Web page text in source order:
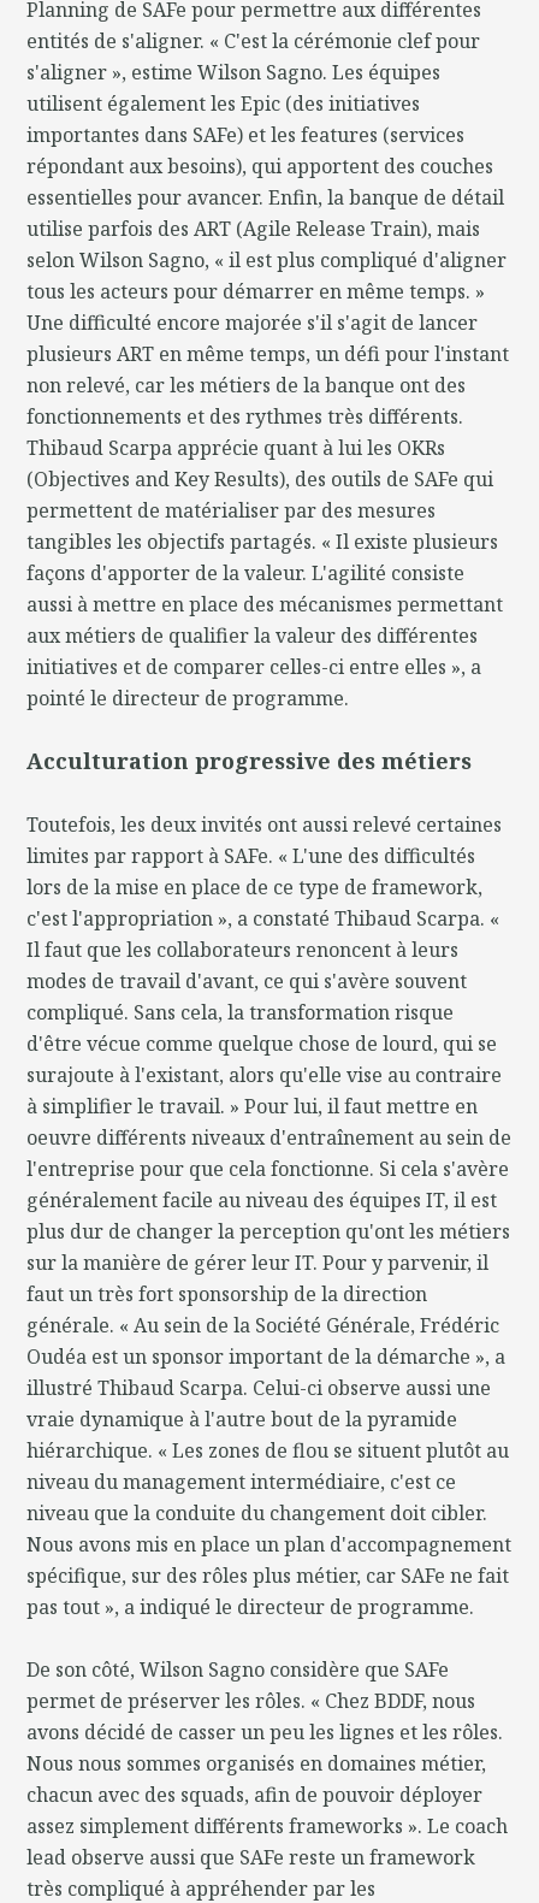
Planning de SAFe pour permettre aux différentes
entités de s'aligner. « C'est la cérémonie clef pour
s'aligner », estime Wilson Sagno. Les équipes
utilisent également les Epic (des initiatives
importantes dans SAFe) et les features (services
répondant aux besoins), qui apportent des couches
essentielles pour avancer. Enfin, la banque de détail
utilise parfois des ART (Agile Release Train), mais
selon Wilson Sagno, « il est plus compliqué d'aligner
tous les acteurs pour démarrer en même temps. »
Une difficulté encore majorée s'il s'agit de lancer
plusieurs ART en même temps, un défi pour l'instant
non relevé, car les métiers de la banque ont des
fonctionnements et des rythmes très différents.
Thibaud Scarpa apprécie quant à lui les OKRs
(Objectives and Key Results), des outils de SAFe qui
permettent de matérialiser par des mesures
tangibles les objectifs partagés. « Il existe plusieurs
façons d'apporter de la valeur. L'agilité consiste
aussi à mettre en place des mécanismes permettant
aux métiers de qualifier la valeur des différentes
initiatives et de comparer celles-ci entre elles », a
pointé le directeur de programme.
Acculturation progressive des métiers
Toutefois, les deux invités ont aussi relevé certaines
limites par rapport à SAFe. « L'une des difficultés
lors de la mise en place de ce type de framework,
c'est l'appropriation », a constaté Thibaud Scarpa. «
Il faut que les collaborateurs renoncent à leurs
modes de travail d'avant, ce qui s'avère souvent
compliqué. Sans cela, la transformation risque
d'être vécue comme quelque chose de lourd, qui se
surajoute à l'existant, alors qu'elle vise au contraire
à simplifier le travail. » Pour lui, il faut mettre en
oeuvre différents niveaux d'entraînement au sein de
l'entreprise pour que cela fonctionne. Si cela s'avère
généralement facile au niveau des équipes IT, il est
plus dur de changer la perception qu'ont les métiers
sur la manière de gérer leur IT. Pour y parvenir, il
faut un très fort sponsorship de la direction
générale. « Au sein de la Société Générale, Frédéric
Oudéa est un sponsor important de la démarche », a
illustré Thibaud Scarpa. Celui-ci observe aussi une
vraie dynamique à l'autre bout de la pyramide
hiérarchique. « Les zones de flou se situent plutôt au
niveau du management intermédiaire, c'est ce
niveau que la conduite du changement doit cibler.
Nous avons mis en place un plan d'accompagnement
spécifique, sur des rôles plus métier, car SAFe ne fait
pas tout », a indiqué le directeur de programme.
De son côté, Wilson Sagno considère que SAFe
permet de préserver les rôles. « Chez BDDF, nous
avons décidé de casser un peu les lignes et les rôles.
Nous nous sommes organisés en domaines métier,
chacun avec des squads, afin de pouvoir déployer
assez simplement différents frameworks ». Le coach
lead observe aussi que SAFe reste un framework
très compliqué à appréhender par les